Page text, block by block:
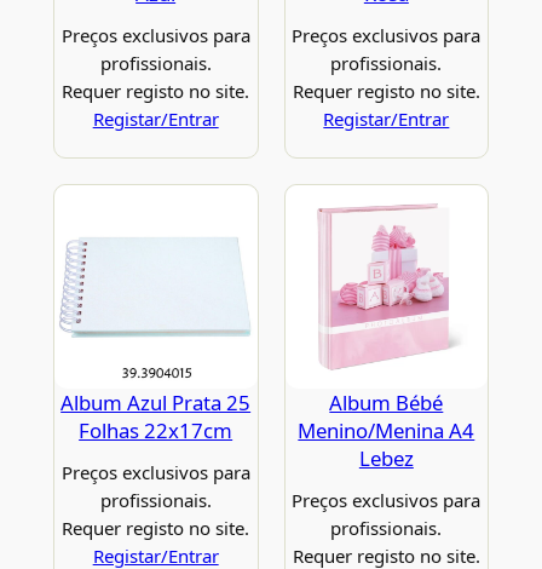
Preços exclusivos para
profissionais.
Requer registo no site.
Registar/Entrar
Preços exclusivos para
profissionais.
Requer registo no site.
Registar/Entrar
Album Azul Prata 25
Folhas 22x17cm
Preços exclusivos para
profissionais.
Requer registo no site.
Registar/Entrar
Album Bébé
Menino/Menina A4
Lebez
Preços exclusivos para
profissionais.
Requer registo no site.